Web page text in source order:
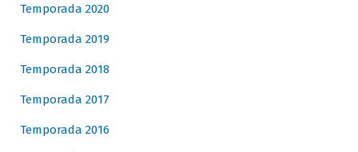
Temporada 2020
Temporada 2019
Temporada 2018
Temporada 2017
Temporada 2016